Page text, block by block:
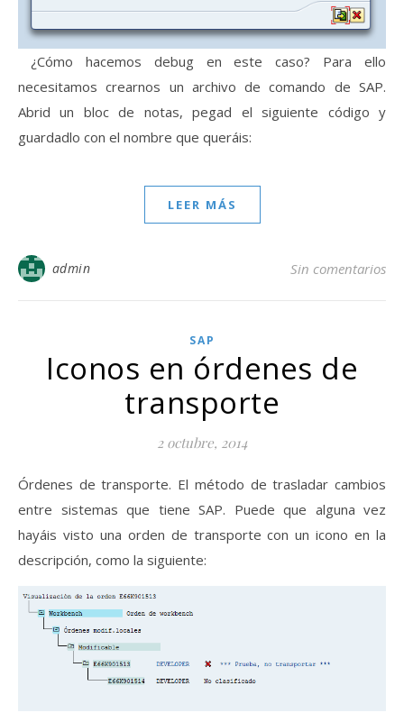
¿Cómo hacemos debug en este caso? Para ello
necesitamos crearnos un archivo de comando de SAP.
Abrid un bloc de notas, pegad el siguiente código y
guardadlo con el nombre que queráis:
LEER MÁS
admin Sin comentarios
SAP
Iconos en órdenes de
transporte
2 octubre, 2014
Órdenes de transporte. El método de trasladar cambios
entre sistemas que tiene SAP. Puede que alguna vez
hayáis visto una orden de transporte con un icono en la
descripción, como la siguiente: